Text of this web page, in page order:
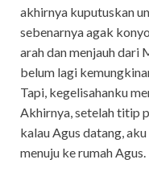
akhirnya kuputuskan
sebenarnya agak
arah dan menjauh dari
belum lagi
Tapi, kegelisahanku
Akhirnya, setelah titip
kalau Agus datang,
menuju ke rumah Agus.